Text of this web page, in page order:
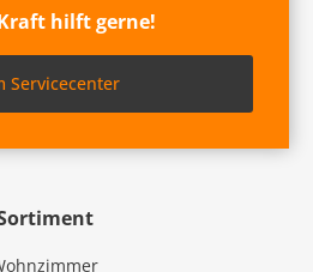
hilft gerne!
Servicecenter